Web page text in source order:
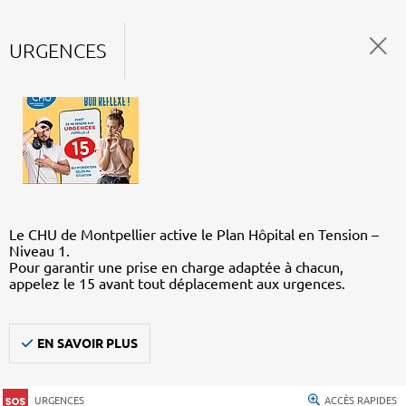
URGENCES
Le CHU de Montpellier active le Plan Hôpital en Tension –
Niveau 1.
Pour garantir une prise en charge adaptée à chacun,
appelez le 15 avant tout déplacement aux urgences.
EN SAVOIR PLUS
URGENCES ACCÈS RAPIDES